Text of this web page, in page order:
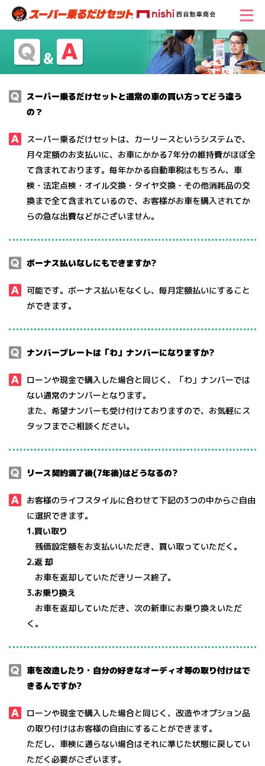
スーパー乗るだけセットと通常の⾞の買い⽅ってどう違う
の？
スーパー乗るだけセットは、カーリースというシステムで、
⽉々定額のお⽀払いに、お⾞にかかる7年分の維持費がほぼ全
て含まれております。毎年かかる⾃動⾞税はもちろん、⾞
検・法定点検・オイル交換・タイヤ交換・その他消耗品の交
換まで全て含まれているので、お客様がお⾞を購入されてか
らの急な出費などがございません。
ボーナス払いなしにもできますか?
可能です。ボーナス払いをなくし、毎月定額払いにすること
ができます。
ナンバープレートは「わ」ナンバーになりますか?
ローンや現⾦で購⼊した場合と同じく、「わ」ナンバーでは
ない通常のナンバーとなります。
また、希望ナンバーも受け付けておりますので、お気軽にス
タッフまでご相談ください。
リース契約満了後(7年後)はどうなるの?
お客様のライフスタイルに合わせて下記の3つの中からご⾃由
に選択できます。
1.買い取り
残価設定額をお⽀払いいただき、買い取っていただく。
2.返 却
お⾞を返却していただきリース終了。
3.お乗り換え
お⾞を返却していただき、次の新⾞にお乗り換えいただ
く。
⾞を改造したり・⾃分の好きなオーディオ等の取り付けはで
きるんですか?
ローンや現⾦で購⼊した場合と同じく、改造やオプション品
の取り付けはお客様の⾃由にすることができます。
ただし、⾞検に通らない場合はそれに準じた状態に戻してい
ただく必要がございます。